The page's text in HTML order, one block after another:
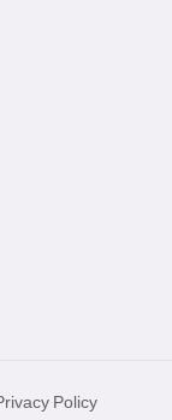
Policy